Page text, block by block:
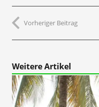
Vorheriger Beitrag
Weitere Artikel